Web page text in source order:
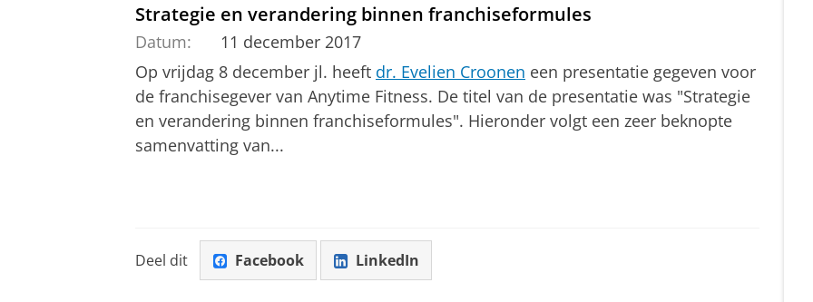
Strategie en verandering binnen franchiseformules
Datum:
11 december 2017
Op vrijdag 8 december jl. heeft dr. Evelien Croonen een presentatie gegeven voor
de franchisegever van Anytime Fitness. De titel van de presentatie was "Strategie
en verandering binnen franchiseformules". Hieronder volgt een zeer beknopte
samenvatting van...
Deel dit Facebook LinkedIn